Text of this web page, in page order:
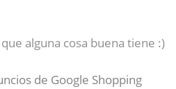
alguna cosa buena tiene :)
de Google Shopping